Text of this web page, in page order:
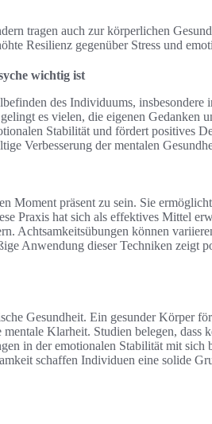
tragen auch zur körperlichen
Resilienz gegenüber Stress und
wichtig ist
des Individuums, insbesondere
es vielen, die eigenen Gedanken
Stabilität und fördert positives
Verbesserung der mentalen
Moment präsent zu sein. Sie
Praxis hat sich als effektives Mittel
Achtsamkeitsübungen können
Anwendung dieser Techniken zeigt
Gesundheit. Ein gesunder Körper
Klarheit. Studien belegen, dass
in der emotionalen Stabilität mit sich
schaffen Individuen eine solide